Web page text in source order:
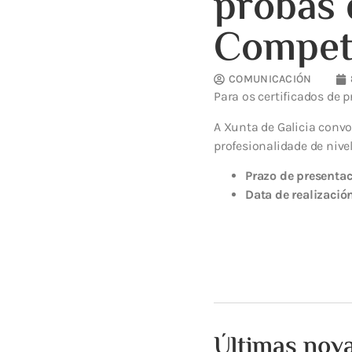
COMUNICACIÓN
Para os certificados de
A Xunta de Galicia
profesionalidade de
Prazo de
Data de